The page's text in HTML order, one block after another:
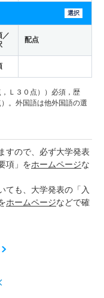
選択
／
配点
Ｌ３０点））必須，歴
。外国語は他外国語の選
すので、必ず大学発表
項」をホームページな
ても、大学発表の「入
ホームページなどで確